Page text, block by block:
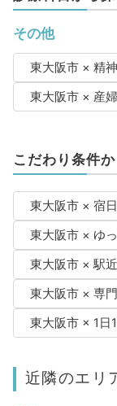
その他
東大阪市 × 精
東大阪市 × 産
こだわり条件
東大阪市 × 宿
東大阪市 × ゆ
東大阪市 × 駅
東大阪市 × 専
東大阪市 × 1日
近隣のエリ